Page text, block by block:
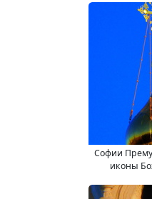
Софии
иконы